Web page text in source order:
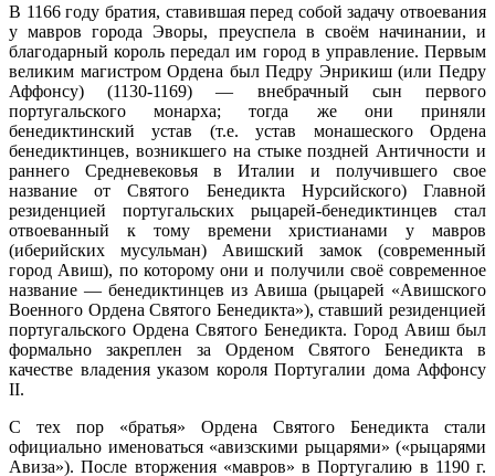
В 1166 году братия, ставившая перед собой задачу отвоевания
у мавров города Эворы, преуспела в своём начинании, и
благодарный король передал им город в управление. Первым
великим магистром Ордена был Педру Энрикиш (или Педру
Аффонсу) (1130-1169) — внебрачный сын первого
португальского монарха; тогда же они приняли
бенедиктинский устав (т.е. устав монашеского Ордена
бенедиктинцев, возникшего на стыке поздней Античности и
раннего Средневековья в Италии и получившего свое
название от Святого Бенедикта Нурсийского) Главной
резиденцией португальских рыцарей-бенедиктинцев стал
отвоеванный к тому времени христианами у мавров
(иберийских мусульман) Авишский замок (современный
город Авиш), по которому они и получили своё современное
название — бенедиктинцев из Авиша (рыцарей «Авишского
Военного Ордена Святого Бенедикта»), ставший резиденцией
португальского Ордена Святого Бенедикта. Город Авиш был
формально закреплен за Орденом Святого Бенедикта в
качестве владения указом короля Португалии дома Аффонсу
II.
С тех пор «братья» Ордена Святого Бенедикта стали
официально именоваться «авизскими рыцарями» («рыцарями
Авиза»). После вторжения «мавров» в Португалию в 1190 г.